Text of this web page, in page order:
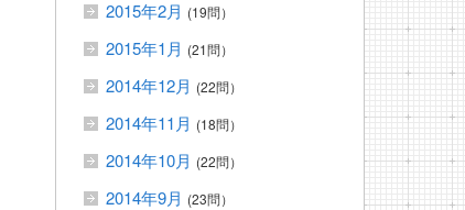
2015年2月 (19問）
2015年1月 (21問）
2014年12月 (22問）
2014年11月 (18問）
2014年10月 (22問）
2014年9月 (23問）